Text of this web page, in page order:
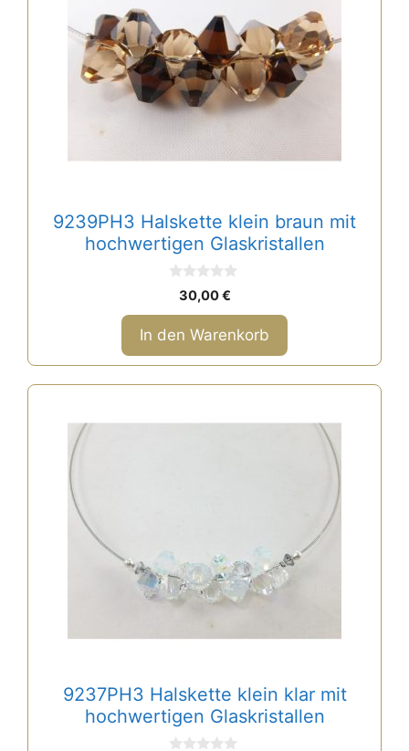
9239PH3 Halskette klein braun mit
hochwertigen Glaskristallen
o
n
5
30,00€
In den Warenkorb
9237PH3 Halskette klein klar mit
hochwertigen Glaskristallen